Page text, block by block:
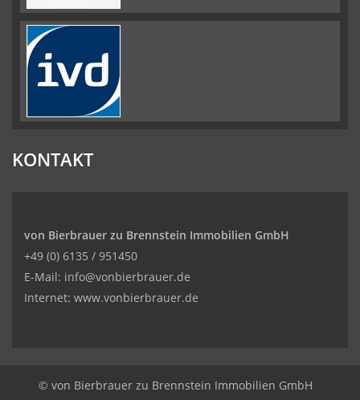
KONTAKT
von Bierbrauer zu Brennstein Immobilien GmbH
+49 (0) 6135 / 951450
E-Mail: info@vonbierbrauer.de
Internet: www.vonbierbrauer.de
© von Bierbrauer zu Brennstein Immobilien GmbH